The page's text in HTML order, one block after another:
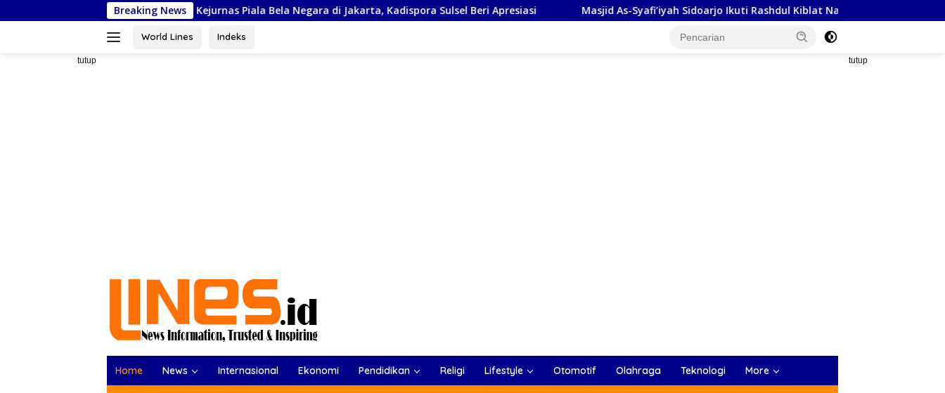
ke
Breaking News
FORSGI Sulsel Siap Ikuti Kejurnas Piala Bela Negara di Jakarta, Kadispora Sulsel Beri Apresiasi Masjid As-Syafi’iyah Sidoarjo Ikuti Rashdul Kiblat Nasional, Siapkan Penyesuaian Arah
World Lines Indeks
tutup tutup
Home News Internasional Ekonomi Pendidikan Religi Lifestyle Otomotif Olahraga Teknologi More